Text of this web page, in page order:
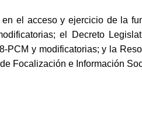
el acceso y ejercicio de la
el Decreto
y modificatorias; y la
Focalización e Información